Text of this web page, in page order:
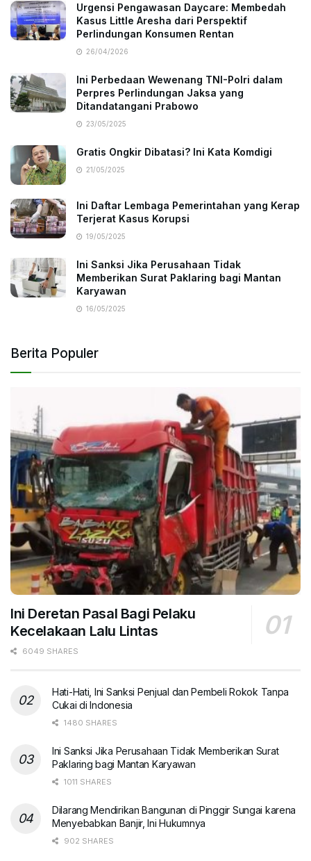
Urgensi Pengawasan Daycare: Membedah
Kasus Little Aresha dari Perspektif
Perlindungan Konsumen Rentan
26/04/2026
Ini Perbedaan Wewenang TNI-Polri dalam
Perpres Perlindungan Jaksa yang
Ditandatangani Prabowo
23/05/2025
Gratis Ongkir Dibatasi? Ini Kata Komdigi
21/05/2025
Ini Daftar Lembaga Pemerintahan yang Kerap
Terjerat Kasus Korupsi
19/05/2025
Ini Sanksi Jika Perusahaan Tidak
Memberikan Surat Paklaring bagi Mantan
Karyawan
16/05/2025
Berita Populer
Ini Deretan Pasal Bagi Pelaku
Kecelakaan Lalu Lintas
6049 SHARES
Hati-Hati, Ini Sanksi Penjual dan Pembeli Rokok Tanpa
Cukai di Indonesia
1480 SHARES
Ini Sanksi Jika Perusahaan Tidak Memberikan Surat
Paklaring bagi Mantan Karyawan
1011 SHARES
Dilarang Mendirikan Bangunan di Pinggir Sungai karena
Menyebabkan Banjir, Ini Hukumnya
902 SHARES